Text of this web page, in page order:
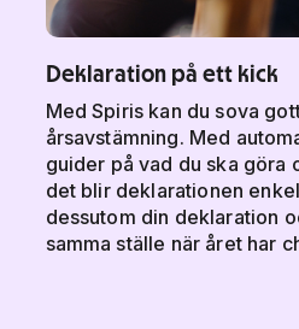
Deklaration på ett kick
Med Spiris kan du sova
årsavstämning. Med
guider på vad du ska göra
det blir deklarationen
dessutom din deklaration
samma ställe när året har